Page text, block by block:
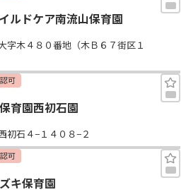
ルドケア南流山保育園
字木４８０番地（木Ｂ６７街区１
認可
育園西初石園
初石４−１４０８−２
認可
キ保育園